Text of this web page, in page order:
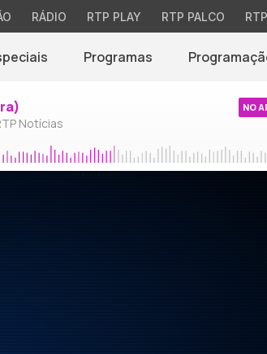
RÁDIO RTP PLAY RTP PALCO
Programas
Notícias
NO